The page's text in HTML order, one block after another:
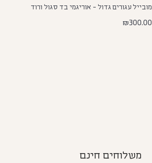
מובייל עגורים גדול - אוריגמי בד סגול ורוד
₪300.00
משלוחים חינם